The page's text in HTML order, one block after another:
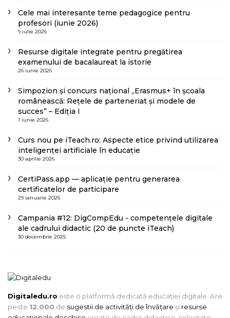
Cele mai interesante teme pedagogice pentru
profesori (iunie 2026)
9 iulie 2026
Resurse digitale integrate pentru pregătirea
examenului de bacalaureat la istorie
26 iunie 2026
Simpozion și concurs național „Erasmus+ în școala
românească: Rețele de parteneriat și modele de
succes” – Ediția I
1 iunie 2026
Curs nou pe iTeach.ro: Aspecte etice privind utilizarea
inteligenței artificiale în educație
30 aprilie 2026
CertiPass.app — aplicație pentru generarea
certificatelor de participare
29 ianuarie 2026
Campania #12: DigCompEdu - competențele digitale
ale cadrului didactic (20 de puncte iTeach)
30 decembrie 2025
Digitaledu.ro este o platformă dedicată educației digitale. Are
peste 12.000 de sugestii de activități de învățare și resurse